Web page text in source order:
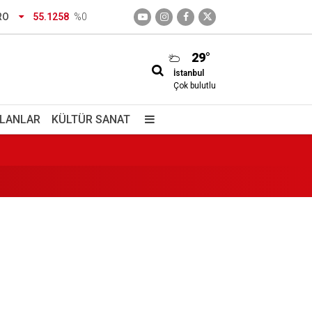
55.1258 %0
29°
İstanbul
Çok bulutlu
KÜLTÜR SANAT